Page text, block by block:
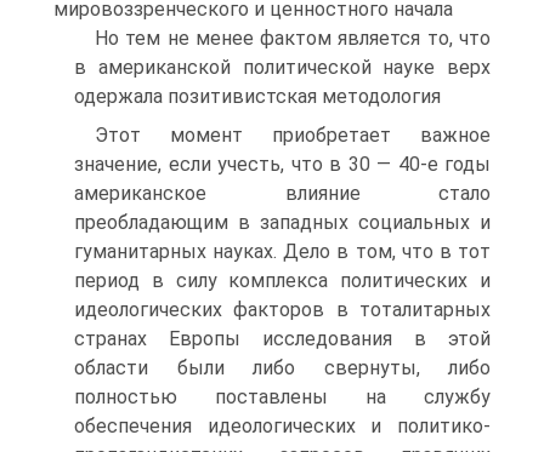
мировоззренческого и ценностного начала
Но тем не менее фактом является то, что
в американской политической науке верх
одержала позитивистская методология
Этот момент приобретает важное
значение, если учесть, что в 30 — 40-е годы
американское влияние стало
преобладающим в западных социальных и
гуманитарных науках. Дело в том, что в тот
период в силу комплекса политических и
идеологических факторов в тоталитарных
странах Европы исследования в этой
области были либо свернуты, либо
полностью поставлены на службу
обеспечения идеологических и политико-